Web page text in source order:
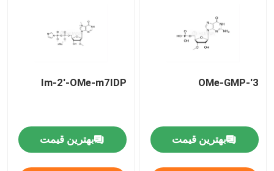
3'-OMe-GMP
بهترین قیمت
Im-2'-OMe-m7IDP
بهترین قیمت